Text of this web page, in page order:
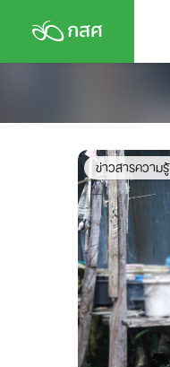
content
ข่าวสารความรู้